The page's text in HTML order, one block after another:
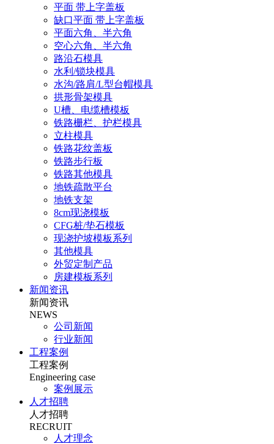
平面 带上字盖板
缺口平面 带上字盖板
平面六角、半六角
空心六角、半六角
路沿石模具
水利/锁块模具
水沟/路肩/L型台帽模具
拱形骨架模具
U槽、电缆槽模板
铁路栅栏、护栏模具
立柱模具
铁路花纹盖板
铁路步行板
铁路其他模具
地铁疏散平台
地铁支架
8cm现浇模板
CFG桩/垫石模板
现浇护坡模板系列
其他模具
外贸定制产品
房建模板系列
新闻资讯
新闻资讯
NEWS
公司新闻
行业新闻
工程案例
工程案例
Engineering case
案例展示
人才招聘
人才招聘
RECRUIT
人才理念